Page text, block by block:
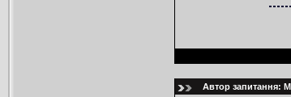
Автор запитання: